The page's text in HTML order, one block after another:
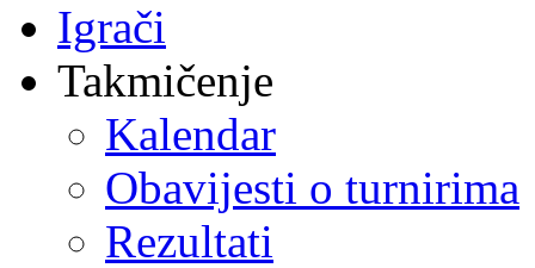
Igrači
Takmičenje
Kalendar
Obavijesti o turnirima
Rezultati